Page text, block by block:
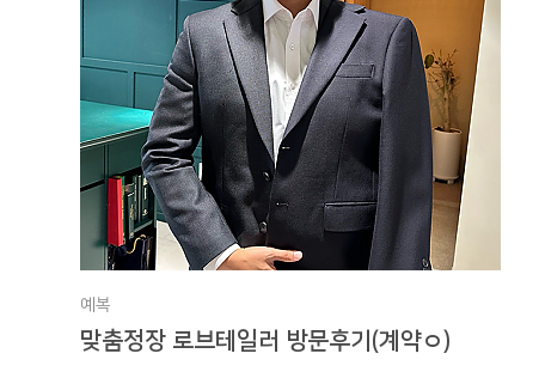
예복
맞춤정장 로브테일러 방문후기(계약ㅇ)